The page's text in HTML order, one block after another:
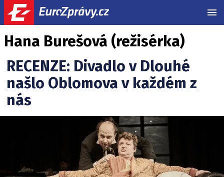
Hana Burešová (režisérka)
RECENZE: Divadlo v Dlouhé
našlo Oblomova v každém z
nás